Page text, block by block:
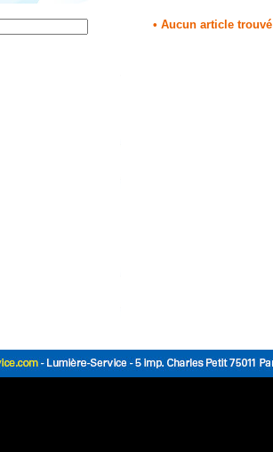
• Aucun article trouvé